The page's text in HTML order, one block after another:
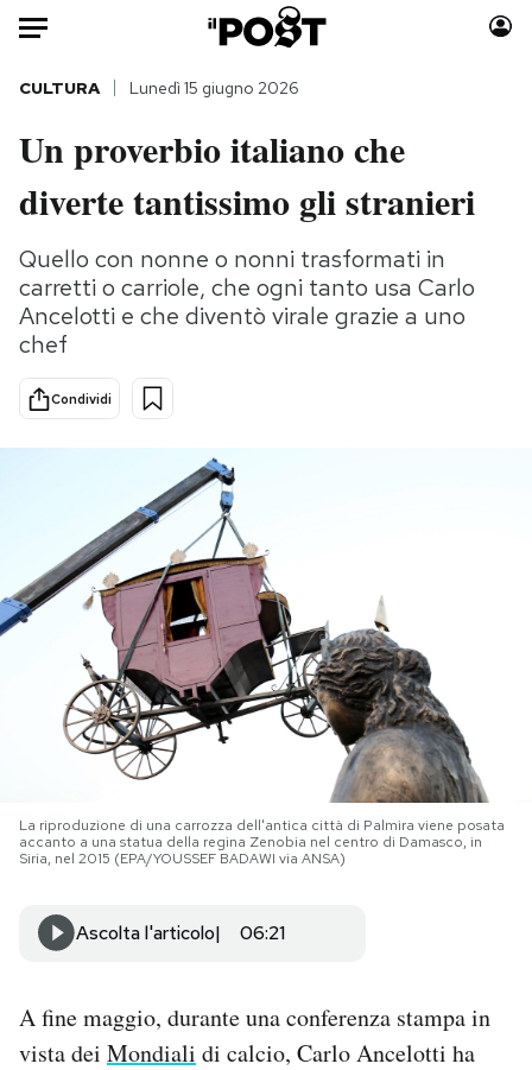
Auto
HOME
Italia
Politica
Tecnologia
Cultura
Moda
Consumismi
Storie/Idee
Ok Boomer!
PODCAST
NEWSLETTER
I MIEI PREFERITI
SHOP
Area Personale
Newsletter
CULTURA Lunedì 15 giugno 2026
Un proverbio italiano che
diverte tantissimo gli stranieri
Quello con nonne o nonni trasformati in
carretti o carriole, che ogni tanto usa Carlo
Ancelotti e che diventò virale grazie a uno
chef
Condividi
La riproduzione di una carrozza dell'antica città di Palmira viene posata
accanto a una statua della regina Zenobia nel centro di Damasco, in
Siria, nel 2015 (EPA/YOUSSEF BADAWI via ANSA)
Ascolta l'articolo 06:21
A fine maggio, durante una conferenza stampa in
vista dei Mondiali di calcio, Carlo Ancelotti ha